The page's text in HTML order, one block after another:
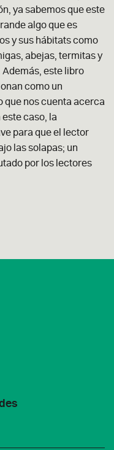
ya sabemos que este
algo que es
y sus hábitats como
abejas, termitas y
Además, este libro
como un
que nos cuenta acerca
caso, la
para que el lector
las solapas; un
por los lectores